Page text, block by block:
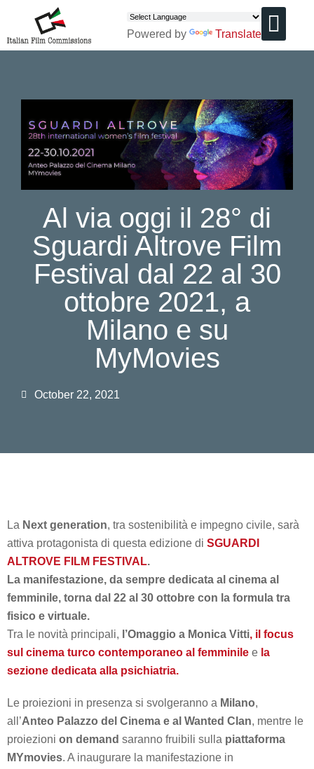
Powered by Translate
Al via oggi il 28° di
Sguardi Altrove Film
Festival dal 22 al 30
ottobre 2021, a
Milano e su
MyMovies
October 22, 2021
La Next generation, tra sostenibilità e impegno civile, sarà
attiva protagonista di questa edizione di SGUARDI
ALTROVE FILM FESTIVAL.
La manifestazione, da sempre dedicata al cinema al
femminile, torna dal 22 al 30 ottobre con la formula tra
fisico e virtuale.
Tra le novità principali, l’Omaggio a Monica Vitti, il focus
sul cinema turco contemporaneo al femminile e la
sezione dedicata alla psichiatria.
Le proiezioni in presenza si svolgeranno a Milano,
all’Anteo Palazzo del Cinema e al Wanted Clan, mentre le
proiezioni on demand saranno fruibili sulla piattaforma
MYmovies. A inaugurare la manifestazione in